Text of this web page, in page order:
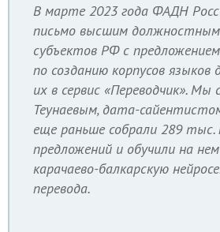
В марте 2023 года ФАДН
письмо высшим
субъектов РФ с
по созданию корпусов языков
их в сервис «Переводчик». Мы
Теунаевым, дата-
еще раньше собрали 289 тыс.
предложений и обучили на
карачаево-балкарскую
перевода.